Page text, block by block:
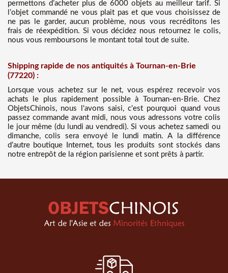
permettons d’acheter plus de 6000 objets au meilleur tarif. Si
l’objet commandé ne vous plait pas et que vous choisissez de
ne pas le garder, aucun problème, nous vous recréditons les
frais de réexpédition. Si vous décidez nous retournez le colis,
nous vous remboursons le montant total tout de suite.
Shipping rapide de nos antiquités à Tournan-en-Brie
(77220) :
Lorsque vous achetez sur le net, vous espérez recevoir vos
achats le plus rapidement possible à Tournan-en-Brie. Chez
ObjetsChinois, nous l'avons saisi, c'est pourquoi quand vous
passez commande avant midi, nous vous adressons votre colis
le jour même (du lundi au vendredi). Si vous achetez samedi ou
dimanche, colis sera envoyé le lundi matin. A la différence
d’autre boutique Internet, tous les produits sont stockés dans
notre entrepôt de la région parisienne et sont prêts à partir.